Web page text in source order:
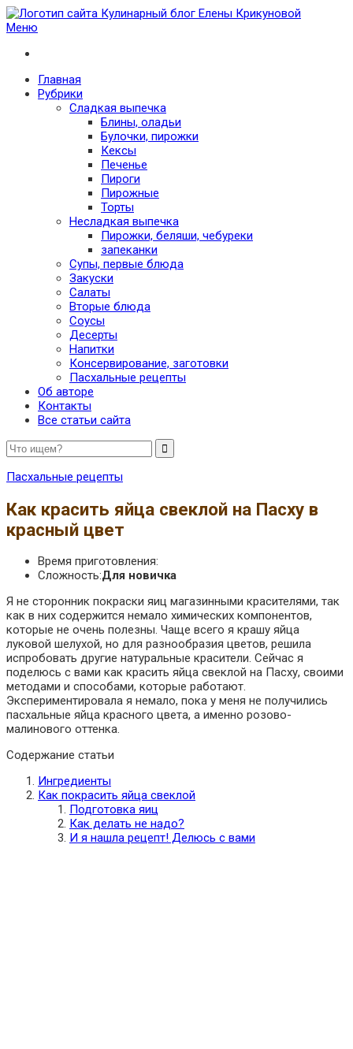
Меню
Главная
Рубрики
Сладкая выпечка
Блины, оладьи
Булочки, пирожки
Кексы
Печенье
Пироги
Пирожные
Торты
Несладкая выпечка
Пирожки, беляши, чебуреки
запеканки
Супы, первые блюда
Закуски
Салаты
Вторые блюда
Соусы
Десерты
Напитки
Консервирование, заготовки
Пасхальные рецепты
Об авторе
Контакты
Все статьи сайта
Пасхальные рецепты
Как красить яйца свеклой на Пасху в
красный цвет
Время приготовления:
Сложность:Для новичка
Я не сторонник покраски яиц магазинными красителями, так
как в них содержится немало химических компонентов,
которые не очень полезны. Чаще всего я крашу яйца
луковой шелухой, но для разнообразия цветов, решила
испробовать другие натуральные красители. Сейчас я
поделюсь с вами как красить яйца свеклой на Пасху, своими
методами и способами, которые работают.
Экспериментировала я немало, пока у меня не получились
пасхальные яйца красного цвета, а именно розово-
малинового оттенка.
Содержание статьи
Ингредиенты
Как покрасить яйца свеклой
Подготовка яиц
Как делать не надо?
И я нашла рецепт! Делюсь с вами